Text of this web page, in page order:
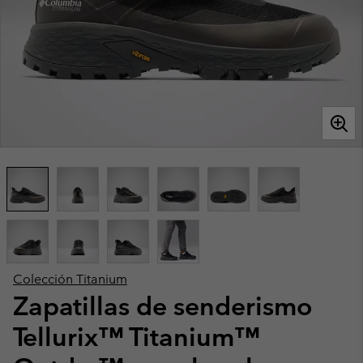
Colección Titanium
Zapatillas de senderismo
Tellurix™ Titanium™